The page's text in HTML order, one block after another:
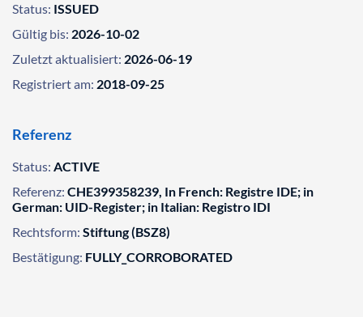
Status: ISSUED
Gültig bis: 2026-10-02
Zuletzt aktualisiert: 2026-06-19
Registriert am: 2018-09-25
Referenz
Status: ACTIVE
Referenz: CHE399358239, In French: Registre IDE; in
German: UID-Register; in Italian: Registro IDI
Rechtsform: Stiftung (BSZ8)
Bestätigung: FULLY_CORROBORATED